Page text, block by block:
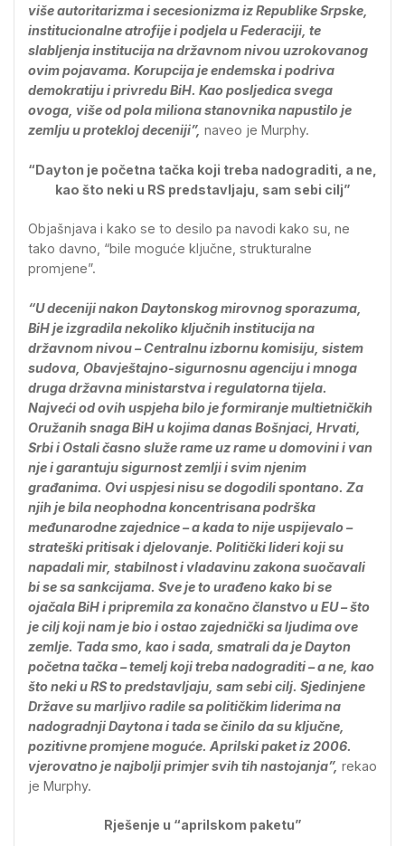
više autoritarizma i secesionizma iz Republike Srpske,
institucionalne atrofije i podjela u Federaciji, te
slabljenja institucija na državnom nivou uzrokovanog
ovim pojavama. Korupcija je endemska i podriva
demokratiju i privredu BiH. Kao posljedica svega
ovoga, više od pola miliona stanovnika napustilo je
zemlju u protekloj deceniji”, naveo je Murphy.
“Dayton je početna tačka koji treba nadograditi, a ne,
kao što neki u RS predstavljaju, sam sebi cilj”
Objašnjava i kako se to desilo pa navodi kako su, ne
tako davno, “bile moguće ključne, strukturalne
promjene”.
“U deceniji nakon Daytonskog mirovnog sporazuma,
BiH je izgradila nekoliko ključnih institucija na
državnom nivou – Centralnu izbornu komisiju, sistem
sudova, Obavještajno-sigurnosnu agenciju i mnoga
druga državna ministarstva i regulatorna tijela.
Najveći od ovih uspjeha bilo je formiranje multietničkih
Oružanih snaga BiH u kojima danas Bošnjaci, Hrvati,
Srbi i Ostali časno služe rame uz rame u domovini i van
nje i garantuju sigurnost zemlji i svim njenim
građanima. Ovi uspjesi nisu se dogodili spontano. Za
njih je bila neophodna koncentrisana podrška
međunarodne zajednice – a kada to nije uspijevalo –
strateški pritisak i djelovanje. Politički lideri koji su
napadali mir, stabilnost i vladavinu zakona suočavali
bi se sa sankcijama. Sve je to urađeno kako bi se
ojačala BiH i pripremila za konačno članstvo u EU – što
je cilj koji nam je bio i ostao zajednički sa ljudima ove
zemlje. Tada smo, kao i sada, smatrali da je Dayton
početna tačka – temelj koji treba nadograditi – a ne, kao
što neki u RS to predstavljaju, sam sebi cilj. Sjedinjene
Države su marljivo radile sa političkim liderima na
nadogradnji Daytona i tada se činilo da su ključne,
pozitivne promjene moguće. Aprilski paket iz 2006.
vjerovatno je najbolji primjer svih tih nastojanja”, rekao
je Murphy.
Rješenje u “aprilskom paketu”